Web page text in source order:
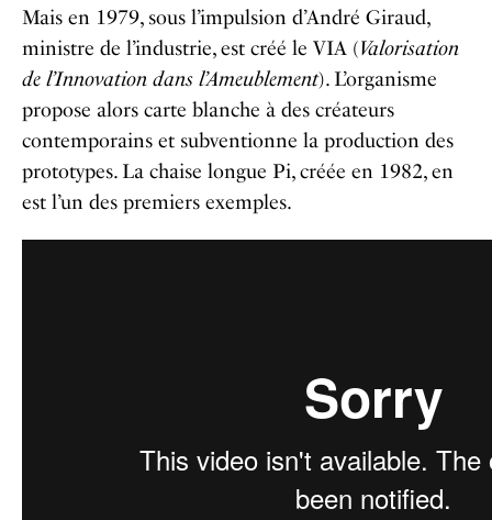
Mais en 1979, sous l’impulsion d’André Giraud,
ministre de l’industrie, est créé le VIA (Valorisation
de l’Innovation dans l’Ameublement). L’organisme
propose alors carte blanche à des créateurs
contemporains et subventionne la production des
prototypes. La chaise longue Pi, créée en 1982, en
est l’un des premiers exemples.